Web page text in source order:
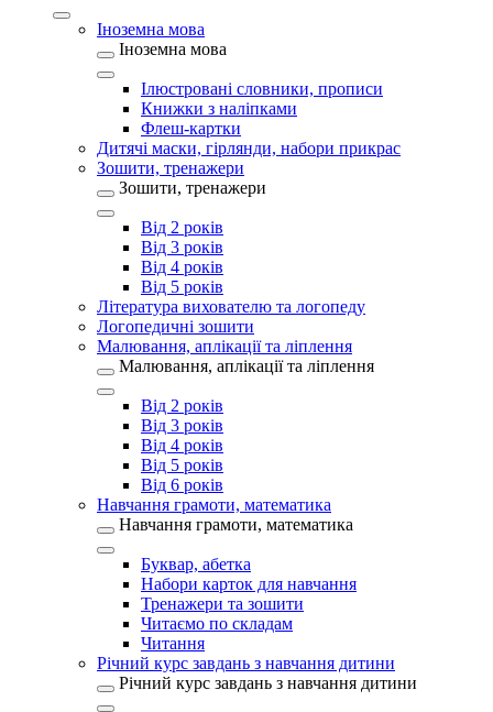
Іноземна мова
Іноземна мова
Ілюстровані словники, прописи
Книжки з наліпками
Флеш-картки
Дитячі маски, гірлянди, набори прикрас
Зошити, тренажери
Зошити, тренажери
Від 2 років
Від 3 років
Від 4 років
Від 5 років
Література вихователю та логопеду
Логопедичні зошити
Малювання, аплікації та ліплення
Малювання, аплікації та ліплення
Від 2 років
Від 3 років
Від 4 років
Від 5 років
Від 6 років
Навчання грамоти, математика
Навчання грамоти, математика
Буквар, абетка
Набори карток для навчання
Тренажери та зошити
Читаємо по складам
Читання
Річний курс завдань з навчання дитини
Річний курс завдань з навчання дитини